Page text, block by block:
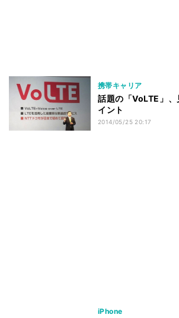
携帯キャリア
話題の「VoLTE」
イント
2014/05/25 20:17
iPhone